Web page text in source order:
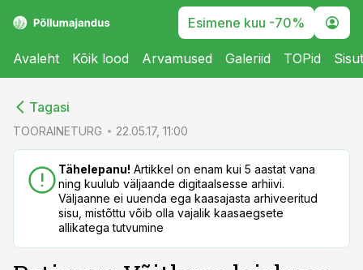
Esimene kuu -70%
Avaleht Kõik lood Arvamused Galeriid TOPid
Tagasi
TOORAINETURG 22.05.17, 11:00
Tähelepanu! Artikkel on enam kui 5 aastat vana
ning kuulub väljaande digitaalsesse arhiivi.
Väljaanne ei uuenda ega kaasajasta arhiveeritud
sisu, mistõttu võib olla vajalik kaasaegsete
allikatega tutvumine